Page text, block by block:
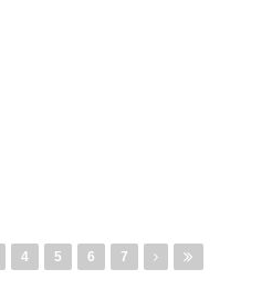
4 5 6 7